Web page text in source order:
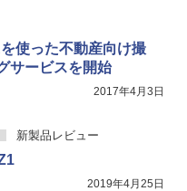
使った不動産向け撮
サービスを開始
2017年4月3日
新製品レビュー
2019年4月25日